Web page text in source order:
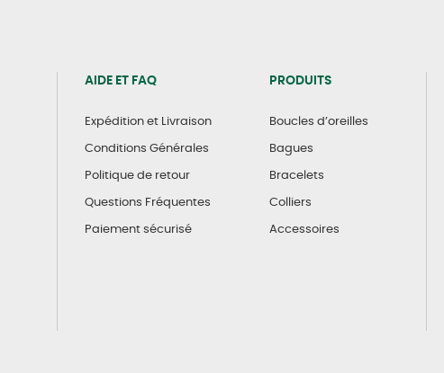
AIDE ET FAQ
Expédition et Livraison
Conditions Générales
Politique de retour
Questions Fréquentes
Paiement sécurisé
PRODUITS
Boucles d’oreilles
Bagues
Bracelets
Colliers
Accessoires